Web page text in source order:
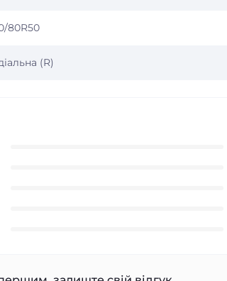
80R50
(R)